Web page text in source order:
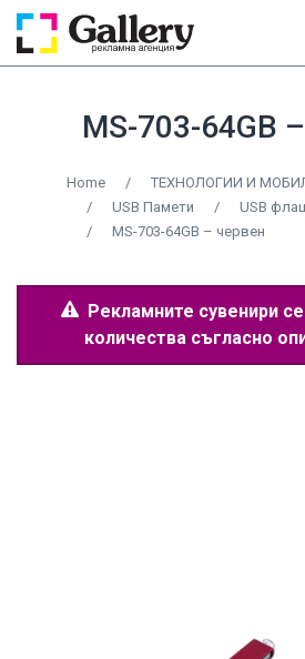
MS-703-64GB
Home /
ТЕХНОЛОГИИ И
/
USB Памети /
USB
/
MS-703-64GB – червен
Рекламните сувенири се
количества съгласно